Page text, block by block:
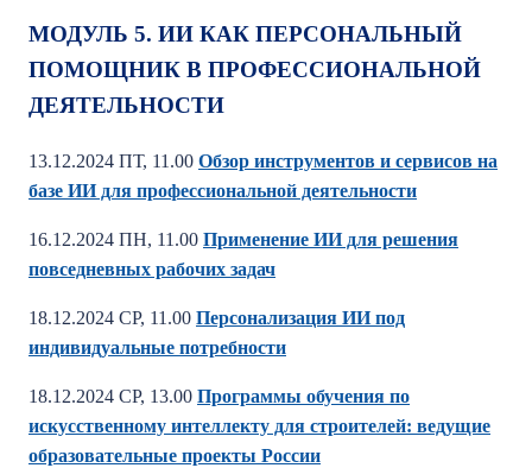
МОДУЛЬ 5. ИИ КАК ПЕРСОНАЛЬНЫЙ
ПОМОЩНИК В ПРОФЕССИОНАЛЬНОЙ
ДЕЯТЕЛЬНОСТИ
13.12.2024 ПТ, 11.00 Обзор инструментов и сервисов на
базе ИИ для профессиональной деятельности
16.12.2024 ПН, 11.00 Применение ИИ для решения
повседневных рабочих задач
18.12.2024 СР, 11.00 Персонализация ИИ под
индивидуальные потребности
18.12.2024 СР, 13.00 Программы обучения по
искусственному интеллекту для строителей: ведущие
образовательные проекты России